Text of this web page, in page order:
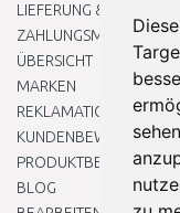
LIEFERUNG & ZAHLUNG
ZAHLUNGSMETHODEN
ÜBERSICHT
MARKEN
REKLAMATIONEN UND
KUNDENBEWERTUNG
PRODUKTBEWERTUNG
BLOG